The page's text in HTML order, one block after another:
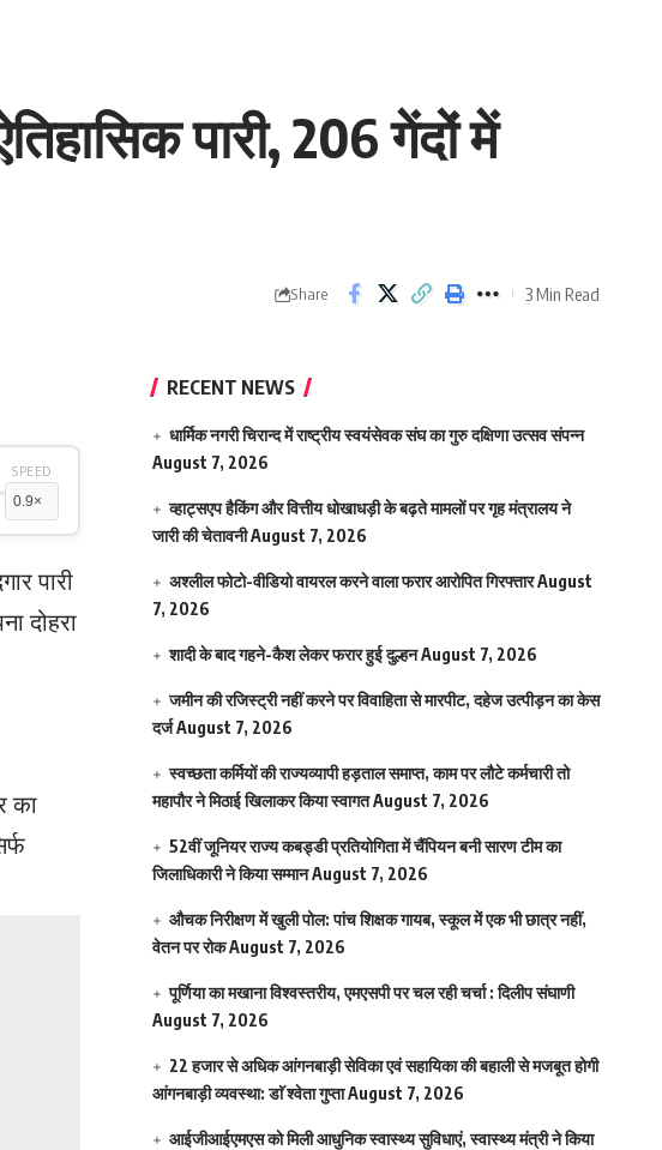
पारी, 206 गेंदों में
Share 3 Min Read
SPEED
पारी
दोहरा
का
RECENT NEWS
धार्मिक नगरी चिरान्द में राष्ट्रीय स्वयंसेवक संघ का गुरु दक्षिणा उत्सव संपन्न
August 7, 2026
व्हाट्सएप हैकिंग और वित्तीय धोखाधड़ी के बढ़ते मामलों पर गृह मंत्रालय ने
जारी की चेतावनीAugust 7, 2026
अश्लील फोटो-वीडियो वायरल करने वाला फरार आरोपित गिरफ्तारAugust
7, 2026
शादी के बाद गहने-कैश लेकर फरार हुई दुल्हनAugust 7, 2026
जमीन की रजिस्ट्री नहीं करने पर विवाहिता से मारपीट, दहेज उत्पीड़न का केस
दर्जAugust 7, 2026
स्वच्छता कर्मियों की राज्यव्यापी हड़ताल समाप्त, काम पर लौटे कर्मचारी तो
महापौर ने मिठाई खिलाकर किया स्वागतAugust 7, 2026
52वीं जूनियर राज्य कबड्डी प्रतियोगिता में चैंपियन बनी सारण टीम का
जिलाधिकारी ने किया सम्मानAugust 7, 2026
औचक निरीक्षण में खुली पोल: पांच शिक्षक गायब, स्कूल में एक भी छात्र नहीं,
वेतन पर रोकAugust 7, 2026
पूर्णिया का मखाना विश्वस्तरीय, एमएसपी पर चल रही चर्चा : दिलीप संघाणी
August 7, 2026
22 हजार से अधिक आंगनबाड़ी सेविका एवं सहायिका की बहाली से मजबूत होगी
आंगनबाड़ी व्यवस्था: डाॅ श्वेता गुप्ताAugust 7, 2026
आईजीआईएमएस काे मिली आधुनिक स्वास्थ्य सुविधाएं, स्वास्थ्य मंत्री ने किया